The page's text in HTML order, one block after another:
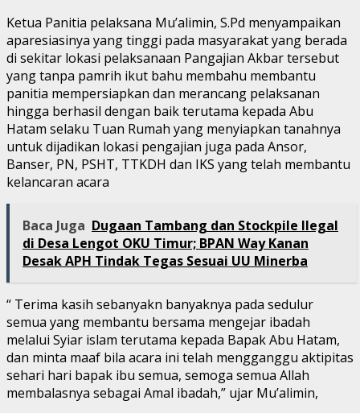
Ketua Panitia pelaksana Mu’alimin, S.Pd menyampaikan
aparesiasinya yang tinggi pada masyarakat yang berada
di sekitar lokasi pelaksanaan Pangajian Akbar tersebut
yang tanpa pamrih ikut bahu membahu membantu
panitia mempersiapkan dan merancang pelaksanan
hingga berhasil dengan baik terutama kepada Abu
Hatam selaku Tuan Rumah yang menyiapkan tanahnya
untuk dijadikan lokasi pengajian juga pada Ansor,
Banser, PN, PSHT, TTKDH dan IKS yang telah membantu
kelancaran acara
Baca Juga Dugaan Tambang dan Stockpile Ilegal
di Desa Lengot OKU Timur; BPAN Way Kanan
Desak APH Tindak Tegas Sesuai UU Minerba
“ Terima kasih sebanyakn banyaknya pada sedulur
semua yang membantu bersama mengejar ibadah
melalui Syiar islam terutama kepada Bapak Abu Hatam,
dan minta maaf bila acara ini telah mengganggu aktipitas
sehari hari bapak ibu semua, semoga semua Allah
membalasnya sebagai Amal ibadah,” ujar Mu’alimin,